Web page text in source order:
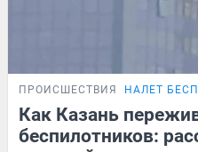
ПРОИСШЕСТВИЯ НАЛЕТ
Как Казань
беспилотников: